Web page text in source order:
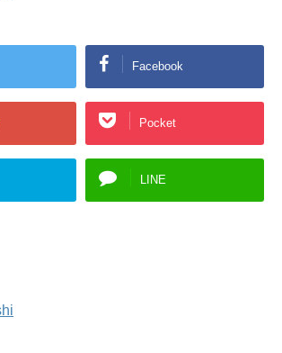
Facebook
Pocket
LINE